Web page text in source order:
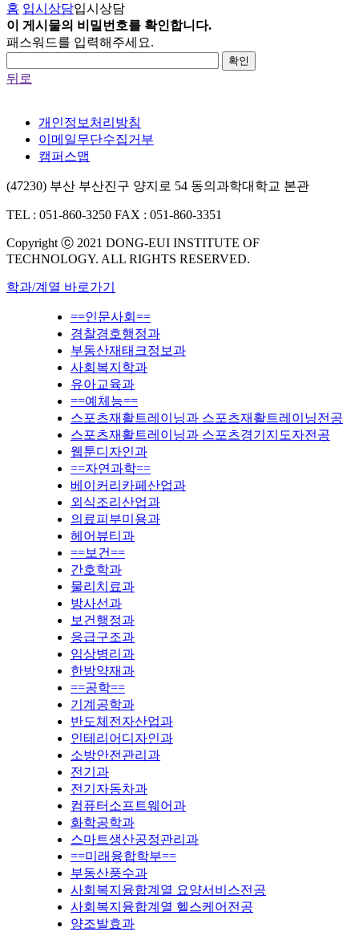
홈 입시상담입시상담
이 게시물의 비밀번호를 확인합니다.
패스워드를 입력해주세요.
확인
뒤로
개인정보처리방침
이메일무단수집거부
캠퍼스맵
(47230) 부산 부산진구 양지로 54 동의과학대학교 본관
TEL : 051-860-3250 FAX : 051-860-3351
Copyright ⓒ 2021 DONG-EUI INSTITUTE OF
TECHNOLOGY. ALL RIGHTS RESERVED.
학과/계열 바로가기
==인문사회==
경찰경호행정과
부동산재태크정보과
사회복지학과
유아교육과
==예체능==
스포츠재활트레이닝과 스포츠재활트레이닝전공
스포츠재활트레이닝과 스포츠경기지도자전공
웹툰디자인과
==자연과학==
베이커리카페산업과
외식조리산업과
의료피부미용과
헤어뷰티과
==보건==
간호학과
물리치료과
방사선과
보건행정과
응급구조과
임상병리과
한방약재과
==공학==
기계공학과
반도체전자산업과
인테리어디자인과
소방안전관리과
전기과
전기자동차과
컴퓨터소프트웨어과
화학공학과
스마트생산공정관리과
==미래융합학부==
부동산풍수과
사회복지융합계열 요양서비스전공
사회복지융합계열 헬스케어전공
양조발효과